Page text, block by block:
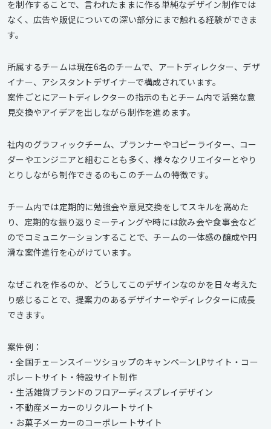
を制作することで、言われたままに作る単純なデザイン制作では
なく、広告や販促についての深い部分にまで触れる経験ができま
す。
所属するチームは現在6名のチームで、アートディレクター、デザ
イナー、アシスタントデザイナーで構成されています。
案件ごとにアートディレクターの指示のもとチーム内で活発な意
見交換やアイデアを出しながら制作を進めます。
社内のグラフィックチーム、プランナーやコピーライター、コー
ダーやエンジニアと組むことも多く、様々なクリエイターとやり
とりしながら制作できるのもこのチームの特徴です。
チーム内では定期的に勉強会や意見交換をしてスキルを高めた
り、定期的な振り返りミーティングや時には飲み会や食事会など
のでコミュニケーションすることで、チームの一体感の醸成や円
滑な案件進行を心がけています。
なぜこれを作るのか、どうしてこのデザインなのかを日々考えた
り感じることで、提案力のあるデザイナーやディレクターに成長
できます。
案件例：
・全国チェーンスイーツショップのキャンペーンLPサイト・コー
ポレートサイト・特設サイト制作
・生活雑貨ブランドのフロアーディスプレイデザイン
・不動産メーカーのリクルートサイト
・お菓子メーカーのコーポレートサイト